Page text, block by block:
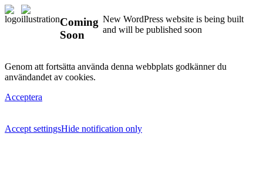
Coming
Soon
New WordPress website is being built
and will be published soon
Genom att fortsätta använda denna webbplats godkänner du
användandet av cookies.
Acceptera
Accept settingsHide notification only